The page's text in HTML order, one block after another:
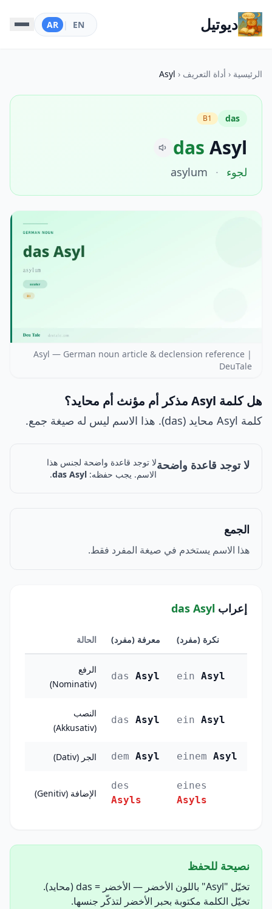
ديوتيل EN
|
AR
الرئيسية ‹ أداة التعريف ‹
Asyl
das
B1
das Asyl
لجوء ·
asylum
Asyl — German noun article & declension reference |
DeuTale
هل كلمة Asyl مذكر أم مؤنث أم محايد؟
كلمة Asyl محايد (das). هذا الاسم ليس له صيغة جمع.
لا توجد قاعدة واضحةلا توجد قاعدة واضحة لجنس هذا
الاسم. يجب حفظه: das Asyl
.
الجمع
هذا الاسم يستخدم في صيغة المفرد فقط.
إعراب das Asyl
الحالة معرفة (مفرد) نكرة (مفرد)
الرفع
(Nominativ)
das Asyl ein Asyl
النصب
(Akkusativ)
das Asyl ein Asyl
الجر (Dativ) dem Asyl einem Asyl
الإضافة (Genitiv)
des
Asyls
eines
Asyls
نصيحة للحفظ
تخيّل "Asyl" باللون الأخضر — الأخضر = das (محايد).
تخيّل الكلمة مكتوبة بحبر الأخضر لتذكّر جنسها.